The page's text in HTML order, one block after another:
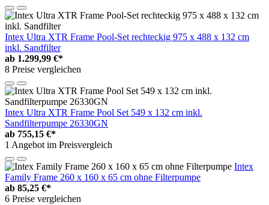
Intex Ultra XTR Frame Pool-Set rechteckig 975 x 488 x 132 cm
inkl. Sandfilter
ab 1.299,99 €*
8 Preise vergleichen
Intex Ultra XTR Frame Pool Set 549 x 132 cm inkl.
Sandfilterpumpe 26330GN
ab 755,15 €*
1 Angebot im Preisvergleich
Intex
Family Frame 260 x 160 x 65 cm ohne Filterpumpe
ab 85,25 €*
6 Preise vergleichen